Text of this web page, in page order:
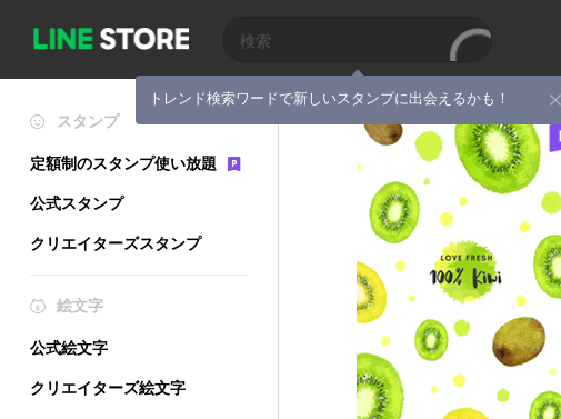
トレンド検索ワードで新しいスタンプに出会えるかも！
スタンプ
定額制のスタンプ使い放題
公式スタンプ
クリエイターズスタンプ
絵文字
公式絵文字
クリエイターズ絵文字